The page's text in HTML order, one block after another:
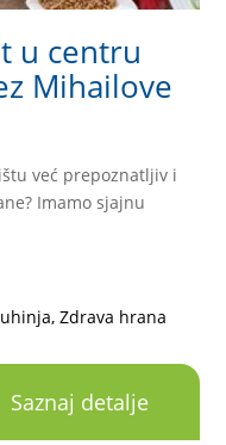
u centru
Mihailove
već prepoznatljiv i
Imamo sjajnu
Zdrava hrana
Saznaj detalje